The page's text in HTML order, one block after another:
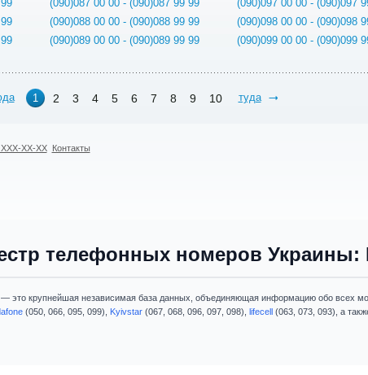
(090)087 00 00 - (090)087 99 99
(090)088 00 00 - (090)088 99 99
(090)089 00 00 - (090)089 99 99
(090)097 00 00 - (090)097
(090)098 00 00 - (090)098
(090)099 00 00 - (090)099
1 2 3 4 5 6 7 8 9 10 туда
XX-XX Контакты
телефонных номеров Украины:
это крупнейшая независимая база данных, объединяющая информацию обо всех
(050, 066, 095, 099), Kyivstar(067, 068, 096, 097, 098), lifecell(063, 073, 093), а